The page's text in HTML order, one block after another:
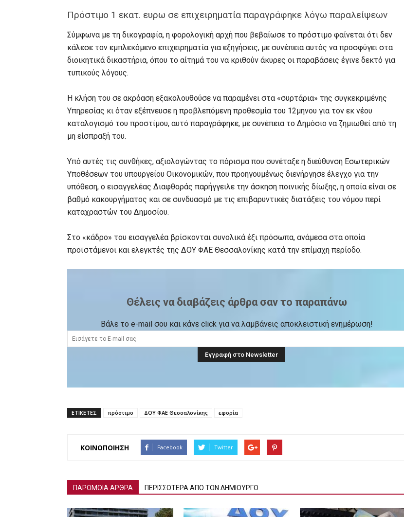
Πρόστιμο 1 εκατ. ευρω σε επιχειρηματία παραγράφηκε λόγω παραλείψεων
Σύμφωνα με τη δικογραφία, η φορολογική αρχή που βεβαίωσε το πρόστιμο φαίνεται ότι δεν
κάλεσε τον εμπλεκόμενο επιχειρηματία για εξηγήσεις, με συνέπεια αυτός να προσφύγει στα
διοικητικά δικαστήρια, όπου το αίτημά του να κριθούν άκυρες οι παραβάσεις έγινε δεκτό για
τυπικούς λόγους.
Η κλήση του σε ακρόαση εξακολουθούσε να παραμένει στα «συρτάρια» της συγκεκριμένης
Υπηρεσίας κι όταν εξέπνευσε η προβλεπόμενη προθεσμία του 12μηνου για τον εκ νέου
καταλογισμό του προστίμου, αυτό παραγράφηκε, με συνέπεια το Δημόσιο να ζημιωθεί από τη
μη είσπραξή του.
Υπό αυτές τις συνθήκες, αξιολογώντας το πόρισμα που συνέταξε η διεύθυνση Εσωτερικών
Υποθέσεων του υπουργείου Οικονομικών, που προηγουμένως διενήργησε έλεγχο για την
υπόθεση, ο εισαγγελέας Διαφθοράς παρήγγειλε την άσκηση ποινικής δίωξης, η οποία είναι σε
βαθμό κακουργήματος και σε συνδυασμό με τις επιβαρυντικές διατάξεις του νόμου περί
καταχραστών του Δημοσίου.
Στο «κάδρο» του εισαγγελέα βρίσκονται συνολικά έξι πρόσωπα, ανάμεσα στα οποία
προϊστάμενοι και ελεγκτές της ΔΟΥ ΦΑΕ Θεσσαλονίκης κατά την επίμαχη περίοδο.
Θέλεις να διαβάζεις άρθρα σαν το παραπάνω
Βάλε το e-mail σου και κάνε click για να λαμβάνεις αποκλειστική ενημέρωση!
ΕΤΙΚΕΤΕΣ πρόστιμο ΔΟΥ ΦΑΕ Θεσσαλονίκης εφορία
ΚΟΙΝΟΠΟΙΗΣΗ Facebook Twitter
ΠΑΡΟΜΟΙΑ ΑΡΘΡΑ ΠΕΡΙΣΣΟΤΕΡΑ ΑΠΟ ΤΟΝ ΔΗΜΙΟΥΡΓΟ